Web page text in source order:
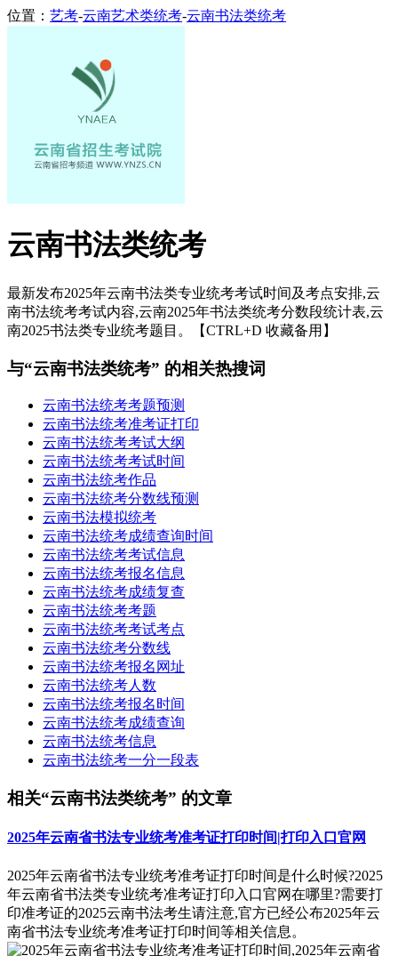
位置： 艺考-云南艺术类统考-云南书法类统考
云南书法类统考
最新发布2025年云南书法类专业统考考试时间及考点安排,云
南书法统考考试内容,云南2025年书法类统考分数段统计表,云
南2025书法类专业统考题目。【CTRL+D 收藏备用】
与“云南书法类统考” 的相关热搜词
云南书法统考考题预测
云南书法统考准考证打印
云南书法统考考试大纲
云南书法统考考试时间
云南书法统考作品
云南书法统考分数线预测
云南书法模拟统考
云南书法统考成绩查询时间
云南书法统考考试信息
云南书法统考报名信息
云南书法统考成绩复查
云南书法统考考题
云南书法统考考试考点
云南书法统考分数线
云南书法统考报名网址
云南书法统考人数
云南书法统考报名时间
云南书法统考成绩查询
云南书法统考信息
云南书法统考一分一段表
相关“云南书法类统考” 的文章
2025年云南省书法专业统考准考证打印时间|打印入口官网
2025年云南省书法专业统考准考证打印时间是什么时候?2025
年云南省书法类专业统考准考证打印入口官网在哪里?需要打
印准考证的2025云南书法考生请注意,官方已经公布2025年云
南省书法专业统考准考证打印时间等相关信息。